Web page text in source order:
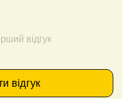
відгук
відгук